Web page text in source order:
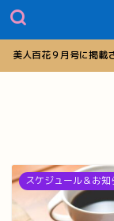
美人百花９月号に掲載
スケジュール＆お知